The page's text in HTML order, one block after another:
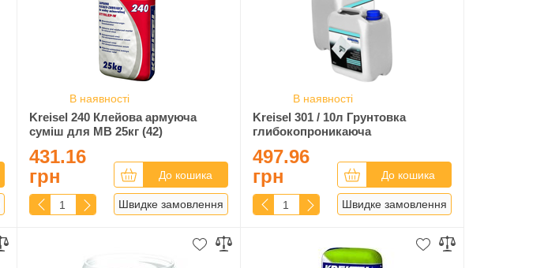
В наявності
Kreisel 240 Клейова армуюча
суміш для МВ 25кг (42)
431.16
грн
До кошика
Швидке замовлення
В наявності
Kreisel 301 / 10л Грунтовка
глибокопроникаюча
497.96
грн
До кошика
Швидке замовлення